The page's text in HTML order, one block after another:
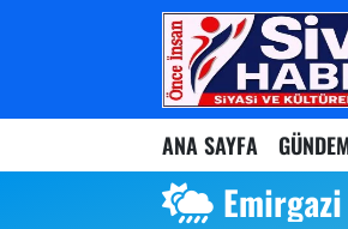
ANA SAYFA
Nöbetçi Eczaneler
Hava Durumu
Namaz Vakitleri